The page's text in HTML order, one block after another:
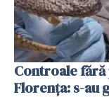
Controale
Florența: s-au